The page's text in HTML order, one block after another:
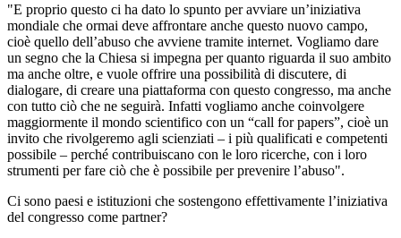
"E proprio questo ci ha dato lo spunto per avviare un’iniziativa
mondiale che ormai deve affrontare anche questo nuovo campo,
cioè quello dell’abuso che avviene tramite internet. Vogliamo dare
un segno che la Chiesa si impegna per quanto riguarda il suo ambito
ma anche oltre, e vuole offrire una possibilità di discutere, di
dialogare, di creare una piattaforma con questo congresso, ma anche
con tutto ciò che ne seguirà. Infatti vogliamo anche coinvolgere
maggiormente il mondo scientifico con un “call for papers”, cioè un
invito che rivolgeremo agli scienziati – i più qualificati e competenti
possibile – perché contribuiscano con le loro ricerche, con i loro
strumenti per fare ciò che è possibile per prevenire l’abuso".
Ci sono paesi e istituzioni che sostengono effettivamente l’iniziativa
del congresso come partner?